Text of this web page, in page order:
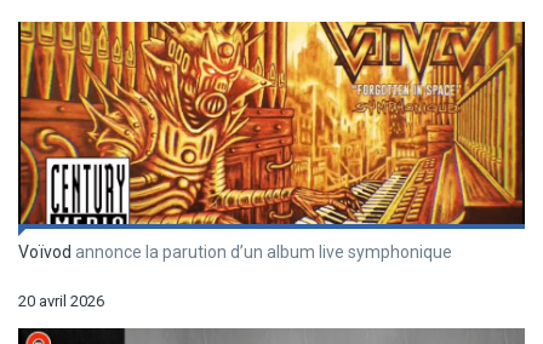
Voïvod annonce la parution d’un album live symphonique
20 avril 2026